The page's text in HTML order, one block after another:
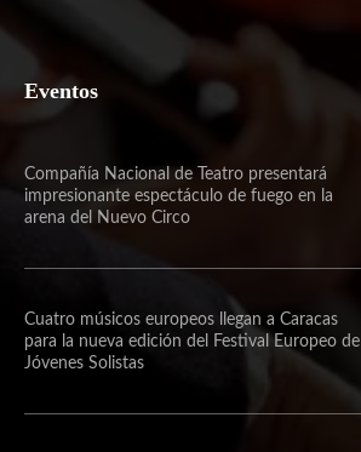
Eventos
Compañía Nacional de Teatro presentará
impresionante espectáculo de fuego en la
arena del Nuevo Circo
Cuatro músicos europeos llegan a Caracas
para la nueva edición del Festival Europeo de
Jóvenes Solistas